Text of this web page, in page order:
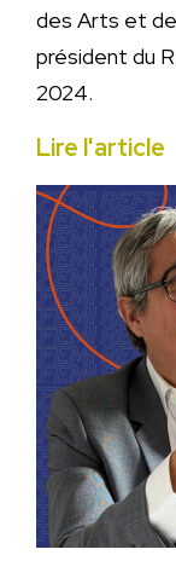
des Arts et
président du
2024.
Lire l'article